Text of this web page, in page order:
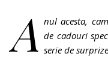
A nul acesta,
de cadouri
serie de